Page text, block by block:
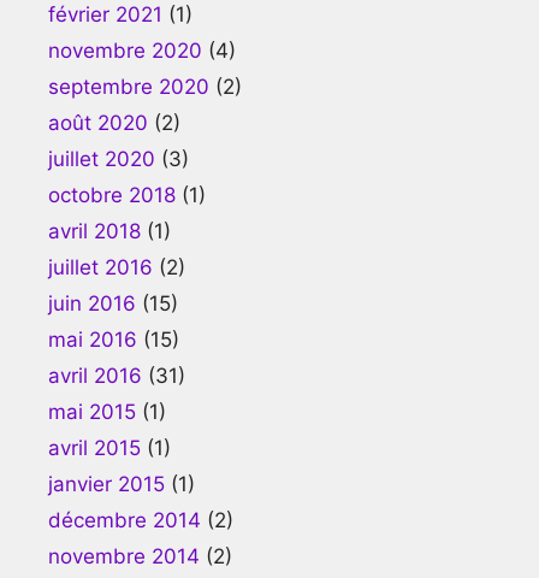
février 2021 (1)
novembre 2020 (4)
septembre 2020 (2)
août 2020 (2)
juillet 2020 (3)
octobre 2018 (1)
avril 2018 (1)
juillet 2016 (2)
juin 2016 (15)
mai 2016 (15)
avril 2016 (31)
mai 2015 (1)
avril 2015 (1)
janvier 2015 (1)
décembre 2014 (2)
novembre 2014 (2)